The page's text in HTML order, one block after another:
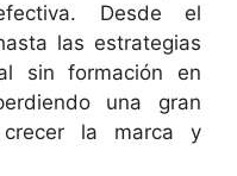
Desde el
las estrategias
sin formación en
una gran
la marca y